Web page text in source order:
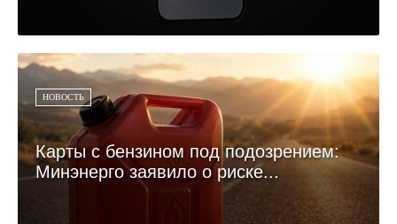
НОВОСТЬ
Карты с бензином под подозрением:
Минэнерго заявило о риске...